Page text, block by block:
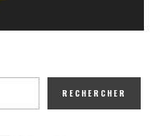
RECHERCHER